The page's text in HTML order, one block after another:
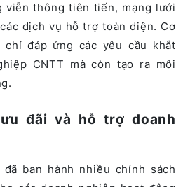
viễn thông tiên tiến, mạng lưới
dịch vụ hỗ trợ toàn diện. Cơ
chỉ đáp ứng các yêu cầu khắt
CNTT mà còn tạo ra môi
đãi và hỗ trợ doanh
ban hành nhiều chính sách